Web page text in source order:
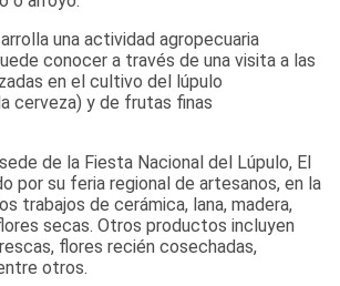
una actividad agropecuaria
conocer a través de una visita a las
en el cultivo del lúpulo
cerveza) y de frutas finas
de la Fiesta Nacional del Lúpulo, El
por su feria regional de artesanos, en la
trabajos de cerámica, lana, madera,
secas. Otros productos incluyen
flores recién cosechadas,
otros.